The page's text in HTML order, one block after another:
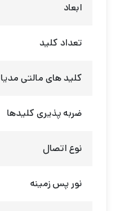
ابعاد
تعداد کلید
کلید های مالتی مدیا
ضربه ‌پذیری کلیدها
نوع اتصال
نور پس زمینه